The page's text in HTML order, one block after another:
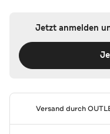
Jetzt anmelden
Versand durch